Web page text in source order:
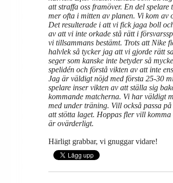
att straffa oss framöver. En del
mer ofta i mitten av planen. Vi kom av
Det resulterade i att vi fick jaga boll
av att vi inte orkade stå rätt i
vi tillsammans bestämt. Trots att Nike
halvlek så tycker jag att vi gjorde rätt
seger som kanske inte betyder så
spelidén och förstå vikten av att inte
Jag är väldigt nöjd med första 25-30
spelare inser vikten av att ställa sig
kommande matcherna. Vi har väldigt
med under träning. Vill också passa
att stötta laget. Hoppas fler vill
är ovärderligt.
Härligt grabbar, vi gnuggar vidare!